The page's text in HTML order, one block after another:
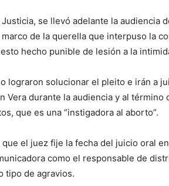
Justicia, se llevó adelante la audiencia
de la querella que interpuso la
hecho punible de lesión a la
lograron solucionar el pleito e irán a
Vera durante la audiencia y al término
que es una “instigadora al aborto”.
el juez fije la fecha del juicio oral
como el responsable de
tipo de agravios.